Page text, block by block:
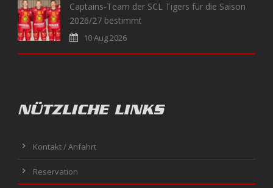
Captains-Team der SCL Tigers für die Saison
2026/27 bestimmt
10 Aug 2026
NÜTZLICHE LINKS
Kontakt / Anfahrt
Reservation